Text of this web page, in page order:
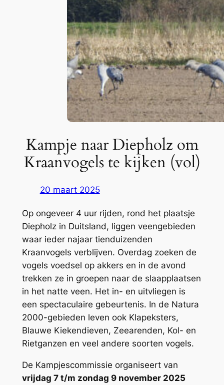
Kampje naar Diepholz om
Kraanvogels te kijken (vol)
20 maart 2025
Op ongeveer 4 uur rijden, rond het plaatsje
Diepholz in Duitsland, liggen veengebieden
waar ieder najaar tienduizenden
Kraanvogels verblijven. Overdag zoeken de
vogels voedsel op akkers en in de avond
trekken ze in groepen naar de slaapplaatsen
in het natte veen. Het in- en uitvliegen is
een spectaculaire gebeurtenis. In de Natura
2000-gebieden leven ook Klapeksters,
Blauwe Kiekendieven, Zeearenden, Kol- en
Rietganzen en veel andere soorten vogels.
De Kampjescommissie organiseert van
vrijdag 7 t/m zondag 9 november 2025